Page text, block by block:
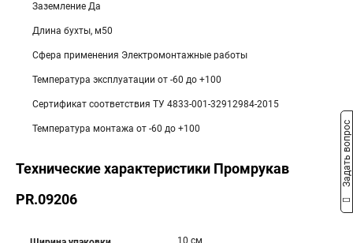
Заземление Да
Длина бухты, м50
Сфера применения Электромонтажные работы
Температура эксплуатации от -60 до +100
Сертификат соответствия ТУ 4833-001-32912984-2015
Температура монтажа от -60 до +100
Технические характеристики Промрукав
PR.09206
10 см
Задать вопрос